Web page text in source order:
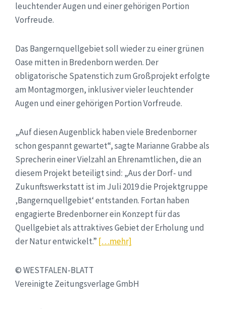
leuchtender Augen und einer gehörigen Portion
Vorfreude.
Das Bangernquellgebiet soll wieder zu einer grünen
Oase mitten in Bredenborn werden. Der
obligatorische Spatenstich zum Großprojekt erfolgte
am Montagmorgen, inklusiver vieler leuchtender
Augen und einer gehörigen Portion Vorfreude.
„Auf diesen Augenblick haben viele Bredenborner
schon gespannt gewartet“, sagte Marianne Grabbe als
Sprecherin einer Vielzahl an Ehrenamtlichen, die an
diesem Projekt beteiligt sind: „Aus der Dorf- und
Zukunftswerkstatt ist im Juli 2019 die Projektgruppe
‚Bangernquellgebiet‘ entstanden. Fortan haben
engagierte Bredenborner ein Konzept für das
Quellgebiet als attraktives Gebiet der Erholung und
der Natur entwickelt.” […mehr]
© WESTFALEN-BLATT
Vereinigte Zeitungsverlage GmbH